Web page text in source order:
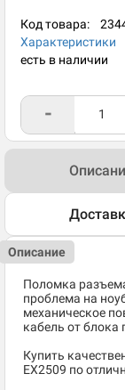
Код товара:
Характеристики
есть в наличии
-
Описание
Поломка
проблема на
механическое
кабель от блока
Купить
EX2509 по